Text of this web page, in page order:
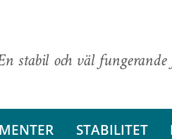
stabil och väl
STABILITET